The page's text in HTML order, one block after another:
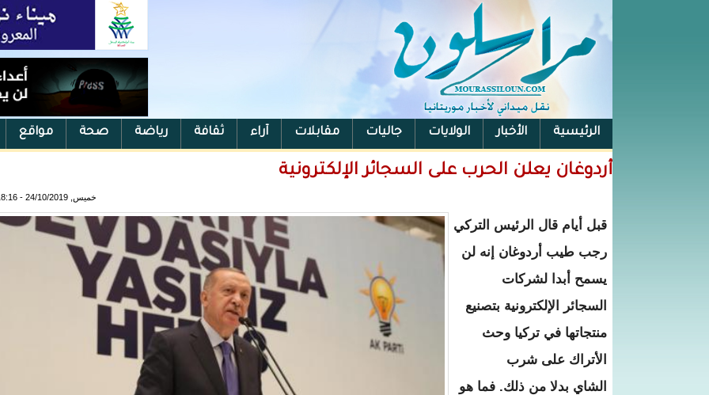
الرئيسية الأخبار الولايات جاليات مقابلات آراء ثقافة رياضة صحة مواقع
الفيس بوك
أردوغان يعلن الحرب على السجائر الإلكترونية
خميس, 24/10/2019 - 18:16
قبل أيام قال الرئيس التركي
رجب طيب أردوغان إنه لن
يسمح أبدا لشركات
السجائر الإلكترونية بتصنيع
منتجاتها في تركيا وحث
الأتراك على شرب
الشاي بدلا من ذلك. فما هو